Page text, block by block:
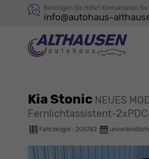
Benötigen Sie Hilfe? Kontaktieren Sie
info@autohaus-
Kia Stonic NEUES
Fernlichtassistent-
Fahrzeugnr.: 205782